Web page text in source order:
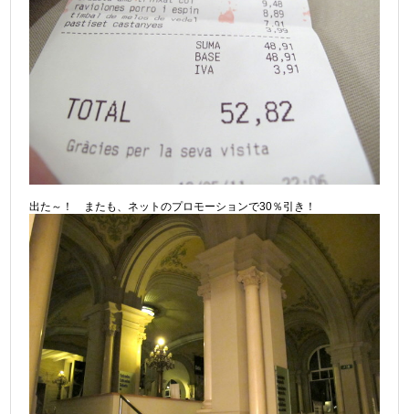
出た～！ またも、ネットのプロモーションで30％引き！